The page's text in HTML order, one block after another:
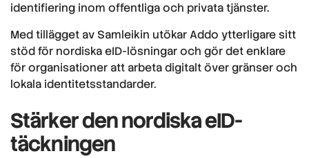
identifiering inom offentliga och privata tjänster.
Med tillägget av Samleikin utökar Addo ytterligare sitt
stöd för nordiska eID-lösningar och gör det enklare
för organisationer att arbeta digitalt över gränser och
lokala identitetsstandarder.
Stärker den nordiska eID-
täckningen